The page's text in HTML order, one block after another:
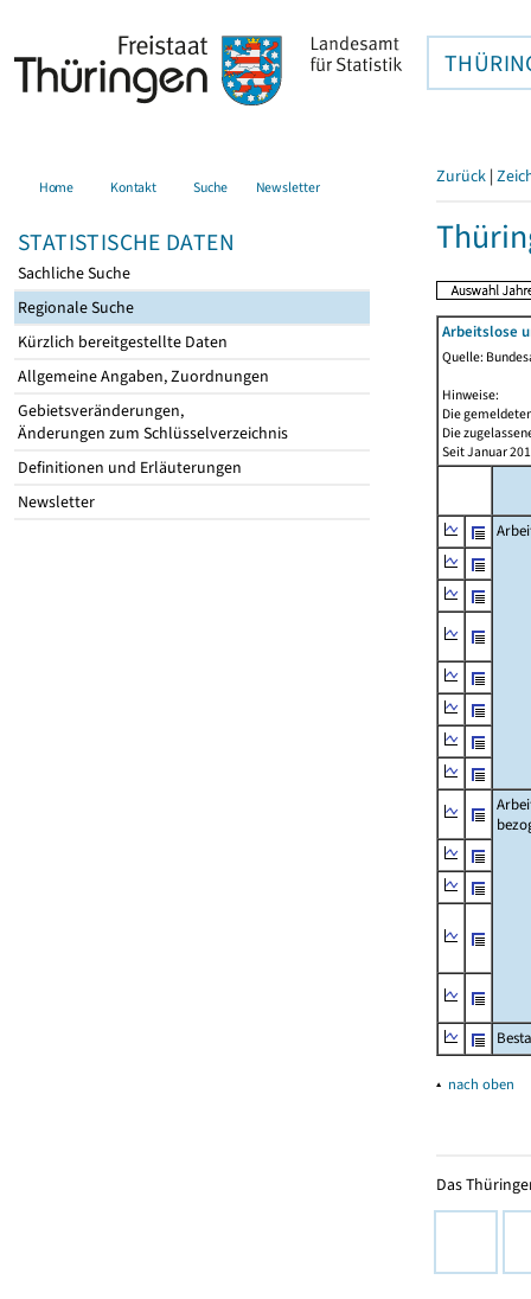
Home Kontakt Suche Newsletter
STATISTISCHE DATEN
Sachliche Suche
Regionale Suche
Kürzlich bereitgestellte Daten
Allgemeine Angaben, Zuordnungen
Gebietsveränderungen,
Änderungen zum Schlüsselverzeichnis
Definitionen und Erläuterungen
Newsletter
Zurück |
Arbeitslose
Quelle:
Hinweise:
Die
Die
Seit Januar
▴ nach oben
Das